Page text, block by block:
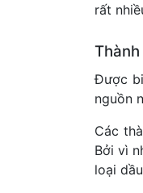
rất
Được
nguồn
Các
Bởi vì
loại